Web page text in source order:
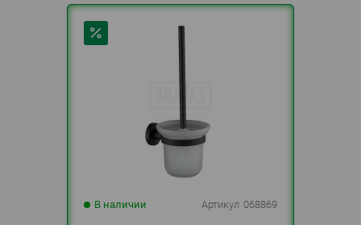
В наличии Артикул 068869